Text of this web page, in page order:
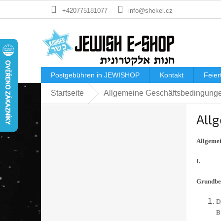
+420775181077 info@shekel.cz
Postgebühren in JEWISHOP Kontakt
Startseite Allgemeine
I.